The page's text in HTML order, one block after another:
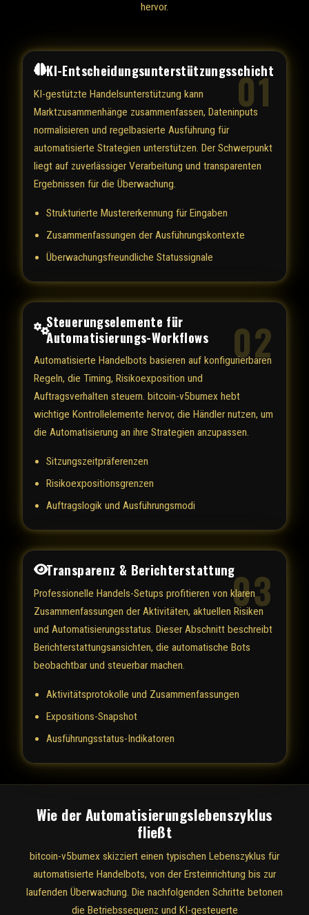
hervor.
01
KI-Entscheidungsunterstützungsschicht
KI-gestützte Handelsunterstützung kann
Marktzusammenhänge zusammenfassen, Dateninputs
normalisieren und regelbasierte Ausführung für
automatisierte Strategien unterstützen. Der Schwerpunkt
liegt auf zuverlässiger Verarbeitung und transparenten
Ergebnissen für die Überwachung.
Strukturierte Mustererkennung für Eingaben
Zusammenfassungen der Ausführungskontexte
Überwachungsfreundliche Statussignale
02
Steuerungselemente für
Automatisierungs-Workflows
Automatisierte Handelbots basieren auf konfigurierbaren
Regeln, die Timing, Risikoexposition und
Auftragsverhalten steuern. bitcoin-v5bumex hebt
wichtige Kontrollelemente hervor, die Händler nutzen, um
die Automatisierung an ihre Strategien anzupassen.
Sitzungszeitpräferenzen
Risikoexpositionsgrenzen
Auftragslogik und Ausführungsmodi
03
Transparenz & Berichterstattung
Professionelle Handels-Setups profitieren von klaren
Zusammenfassungen der Aktivitäten, aktuellen Risiken
und Automatisierungsstatus. Dieser Abschnitt beschreibt
Berichterstattungsansichten, die automatische Bots
beobachtbar und steuerbar machen.
Aktivitätsprotokolle und Zusammenfassungen
Expositions-Snapshot
Ausführungsstatus-Indikatoren
Wie der Automatisierungslebenszyklus
fließt
bitcoin-v5bumex skizziert einen typischen Lebenszyklus für
automatisierte Handelbots, von der Ersteinrichtung bis zur
laufenden Überwachung. Die nachfolgenden Schritte betonen
die Betriebssequenz und KI-gesteuerte